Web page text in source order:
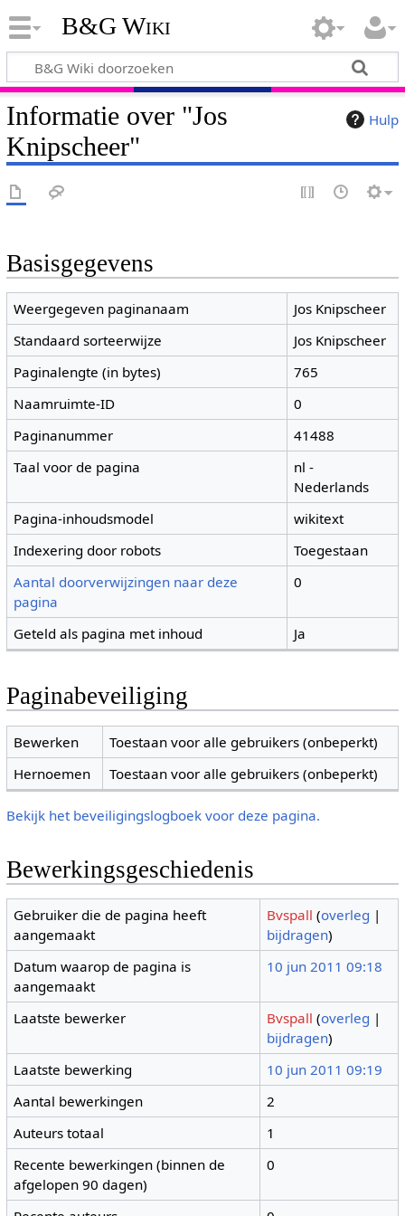
B&G Wiki
Hulp
Informatie over "Jos
Knipscheer"
Basisgegevens
Weergegeven paginanaam
Jos Knipscheer
Standaard sorteerwijze
Jos Knipscheer
Paginalengte (in bytes)
765
Naamruimte-ID
0
Paginanummer
41488
Taal voor de pagina
nl -
Nederlands
Pagina-inhoudsmodel
wikitext
Indexering door robots
Toegestaan
Aantal doorverwijzingen naar deze
pagina
0
Geteld als pagina met inhoud Ja
Paginabeveiliging
Bewerken
Toestaan voor alle gebruikers (onbeperkt)
Hernoemen
Toestaan voor alle gebruikers (onbeperkt)
Bekijk het beveiligingslogboek voor deze pagina.
Bewerkingsgeschiedenis
Gebruiker die de pagina heeft
aangemaakt
Bvspall (overleg |
bijdragen)
Datum waarop de pagina is
aangemaakt
10 jun 2011 09:18
Laatste bewerker Bvspall (overleg |
bijdragen)
Laatste bewerking
10 jun 2011 09:19
Aantal bewerkingen
2
Auteurs totaal
1
Recente bewerkingen (binnen de
afgelopen 90 dagen)
0